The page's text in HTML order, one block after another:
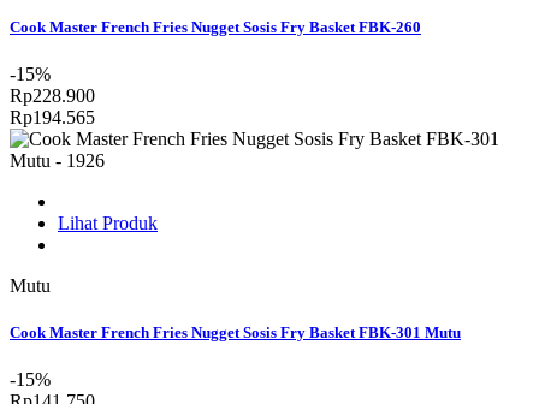
Cook Master French Fries Nugget Sosis Fry Basket FBK-260
-15%
Rp228.900
Rp194.565
Lihat Produk
Mutu
Cook Master French Fries Nugget Sosis Fry Basket FBK-301 Mutu
-15%